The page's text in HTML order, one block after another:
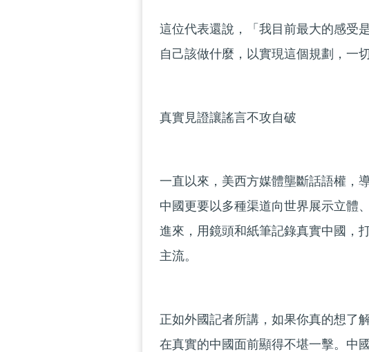
這位代表還說，「我目前最大的感受
自己該做什麼，以實現這個規劃，一
真實見證讓謠言不攻自破
一直以來，美西方媒體壟斷話語權，
中國更要以多種渠道向世界展示立體
進來，用鏡頭和紙筆記錄真實中國，
主流。
正如外國記者所講，如果你真的想了
在真實的中國面前顯得不堪一擊。中